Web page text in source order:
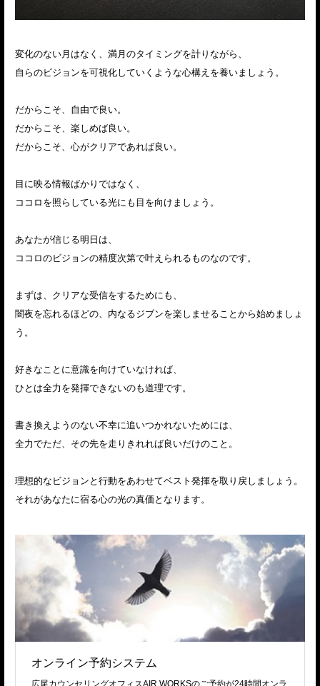
変化のない月はなく、満月のタイミングを計りながら、
自らのビジョンを可視化していくような心構えを養いましょう。
だからこそ、自由で良い。
だからこそ、楽しめば良い。
だからこそ、心がクリアであれば良い。
目に映る情報ばかりではなく、
ココロを照らしている光にも目を向けましょう。
あなたが信じる明日は、
ココロのビジョンの精度次第で叶えられるものなのです。
まずは、クリアな受信をするためにも、
闇夜を忘れるほどの、内なるジブンを楽しませることから始めましょ
う。
好きなことに意識を向けていなければ、
ひとは全力を発揮できないのも道理です。
書き換えようのない不幸に追いつかれないためには、
全力でただ、その先を走りきれれば良いだけのこと。
理想的なビジョンと行動をあわせてベスト発揮を取り戻しましょう。
それがあなたに宿る心の光の真価となります。
オンライン予約システム
広尾カウンセリングオフィスAIR WORKSのご予約が24時間オンラ